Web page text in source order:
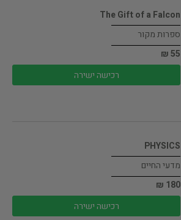
The Gift of a Falcon
ספרות מקור
55 ₪
רכישה ישירה
PHYSICS
מדעי החיים
180 ₪
רכישה ישירה